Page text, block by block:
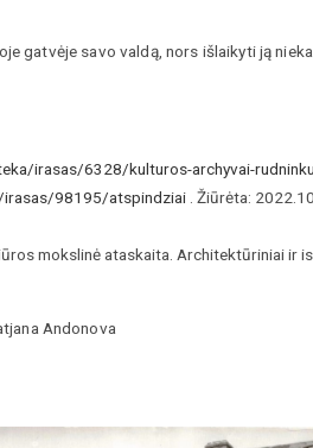
gatvėje savo valdą, nors išlaikyti ją
irasas/6328/kulturos-archyvai-
98195/atspindziai . Žiūrėta:
mokslinė ataskaita. Architektūriniai ir
Andonova